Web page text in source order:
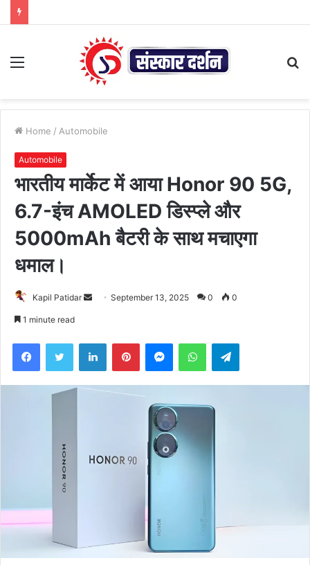
Menu
Home / Automobile
Automobile
भारतीय मार्केट में आया Honor 90 5G,
6.7-इंच AMOLED डिस्प्ले और
5000mAh बैटरी के साथ मचाएगा
धमाल।
Kapil Patidar
Send September 13, 2025 0 0
1 minute read
FacebookTwitter LinkedInPinterestMessengerWhatsAppTelegram